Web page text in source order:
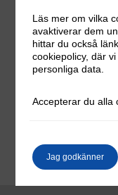
gränspendlare (pdf)
Share this entry
Läs mer om vilka
avaktiverar dem
hittar du också
cookiepolicy, där
personliga data.
Accepterar du alla
Jag godkänner